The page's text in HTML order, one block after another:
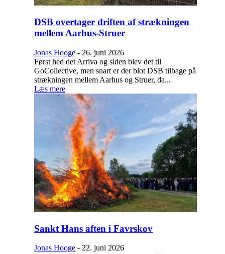
DSB overtager driften af strækningen
mellem Aarhus-Struer
Jonas Hooge - 26. juni 2026
Først hed det Arriva og siden blev det til
GoCollective, men snart er der blot DSB tilbage på
strækningen mellem Aarhus og Struer, da...
Læs mere
Sankt Hans aften i Favrskov
Jonas Hooge - 22. juni 2026